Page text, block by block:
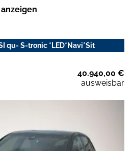
qu- S-tronic *LED*Navi*Sit
40.940,00 €
ausweisbar